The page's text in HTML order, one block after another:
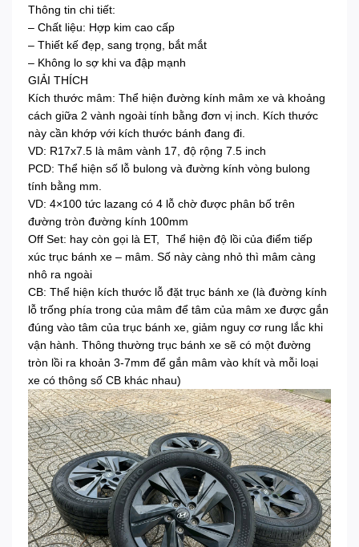
Thông tin chi tiết:
– Chất liệu: Hợp kim cao cấp
– Thiết kế đẹp, sang trọng, bắt mắt
– Không lo sợ khi va đập mạnh
GIẢI THÍCH
Kích thước mâm: Thể hiện đường kính mâm xe và khoảng
cách giữa 2 vành ngoài tính bằng đơn vị inch. Kích thước
này cần khớp với kích thước bánh đang đi.
VD: R17x7.5 là mâm vành 17, độ rộng 7.5 inch
PCD: Thể hiện số lỗ bulong và đường kính vòng bulong
tính bằng mm.
VD: 4×100 tức lazang có 4 lỗ chờ được phân bố trên
đường tròn đường kính 100mm
Off Set: hay còn gọi là ET, Thể hiện độ lồi của điểm tiếp
xúc trục bánh xe – mâm. Số này càng nhỏ thì mâm càng
nhô ra ngoài
CB: Thể hiện kích thước lỗ đặt trục bánh xe (là đường kính
lỗ trống phía trong của mâm để tâm của mâm xe được gắn
đúng vào tâm của trục bánh xe, giảm nguy cơ rung lắc khi
vận hành. Thông thường trục bánh xe sẽ có một đường
tròn lồi ra khoản 3-7mm để gắn mâm vào khít và mỗi loại
xe có thông số CB khác nhau)